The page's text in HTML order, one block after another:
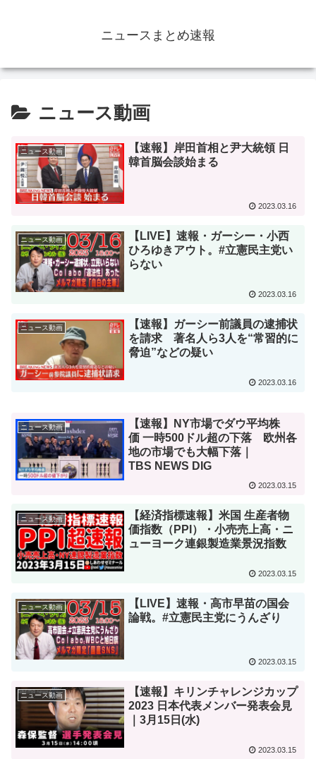
ニュースまとめ速報
ニュース動画
ニュース動画
【速報】岸田首相と尹大統領 日
韓首脳会談始まる
2023.03.16
ニュース動画
【LIVE】速報・ガーシー・小西
ひろゆきアウト。#立憲民主党い
らない
2023.03.16
ニュース動画
【速報】ガーシー前議員の逮捕状
を請求 著名人ら3人を“常習的に
脅迫”などの疑い
2023.03.16
ニュース動画
【速報】NY市場でダウ平均株
価 一時500ドル超の下落 欧州各
地の市場でも大幅下落｜
TBS NEWS DIG
2023.03.15
ニュース動画
【経済指標速報】米国 生産者物
価指数（PPI）・小売売上高・ニ
ューヨーク連銀製造業景況指数
2023.03.15
ニュース動画
【LIVE】速報・高市早苗の国会
論戦。#立憲民主党にうんざり
2023.03.15
ニュース動画
【速報】キリンチャレンジカップ
2023 日本代表メンバー発表会見
｜3月15日(水)
2023.03.15